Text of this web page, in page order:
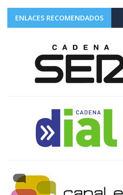
ENLACES RECOMENDADOS